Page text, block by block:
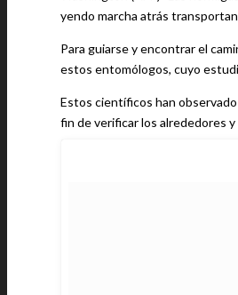
yendo marcha atrás
Para guiarse y encontrar el
estos entomólogos, cuyo
Estos científicos han observado
fin de verificar los alrededores